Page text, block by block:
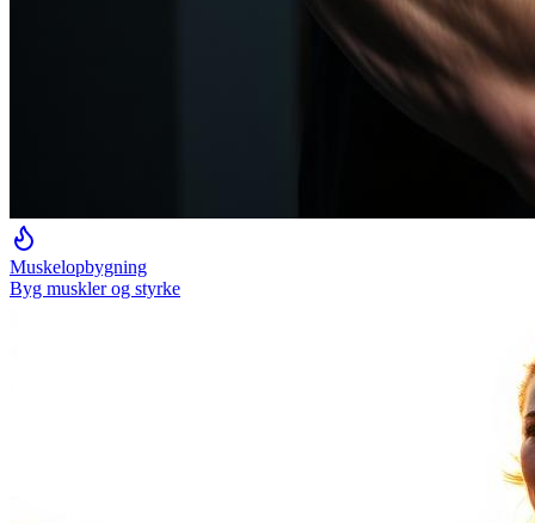
Muskelopbygning
Byg muskler og styrke